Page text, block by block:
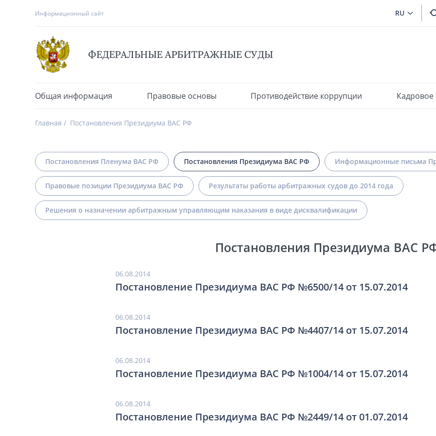
Информационный сайт RU
ФЕДЕРАЛЬНЫЕ АРБИТРАЖНЫЕ СУДЫ
Общая информация Правовые основы Противодействие коррупции
Главная Постановления Президиума ВАС РФ
Постановления Пленума ВАС РФ Постановления Президиума ВАС РФ Информационные письма
Правовые позиции Президиума ВАС РФ Результаты работы арбитражных судов до 2014 года
Решения о назначении арбитражным управляющим наказания в виде дисквалификации
Постановления Президиума ВАС
06.08.2014
Постановление Президиума ВАС РФ №6500/14 от 15.07.2014
06.08.2014
Постановление Президиума ВАС РФ №4407/14 от 15.07.2014
06.08.2014
Постановление Президиума ВАС РФ №1004/14 от 15.07.2014
06.08.2014
Постановление Президиума ВАС РФ №2449/14 от 01.07.2014